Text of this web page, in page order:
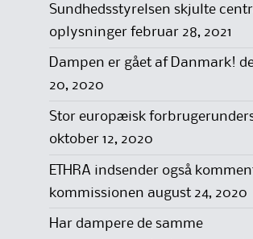
Sundhedsstyrelsen skjulte
oplysninger februar 28, 2021
Dampen er gået af Danmark!
20, 2020
Stor europæisk
oktober 12, 2020
ETHRA indsender også
kommissionen august 24, 2020
Har dampere de samme